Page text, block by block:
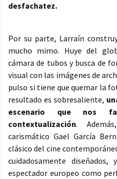
desfachatez.
Por su parte, Larraín
mucho mimo. Huye del
cámara de tubos y busca de
visual con las imágenes de
pulso si tiene que quemar la
resultado es sobresaliente,
escenario que nos
contextualización.
carismático Gael García
clásico del cine
cuidadosamente
espectador europeo como